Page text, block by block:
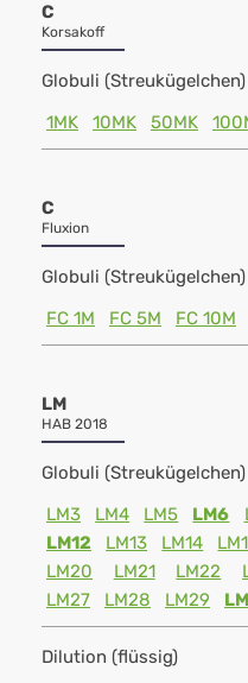
C
Korsakoff
Globuli (Streukügelchen)
1MK
10MK 50MK
C
Fluxion
Globuli (Streukügelchen)
FC 1M
FC 5M FC 10M
LM
HAB 2018
Globuli (Streukügelchen)
LM3
LM4 LM5 LM6
LM12
LM13 LM14
LM20
LM21 LM22
LM27
LM28 LM29
Dilution (flüssig)